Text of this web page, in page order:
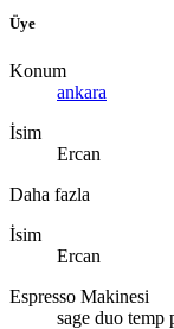
Üye
Konum
ankara
İsim
Ercan
Daha fazla
İsim
Ercan
Espresso Makinesi
sage duo temp